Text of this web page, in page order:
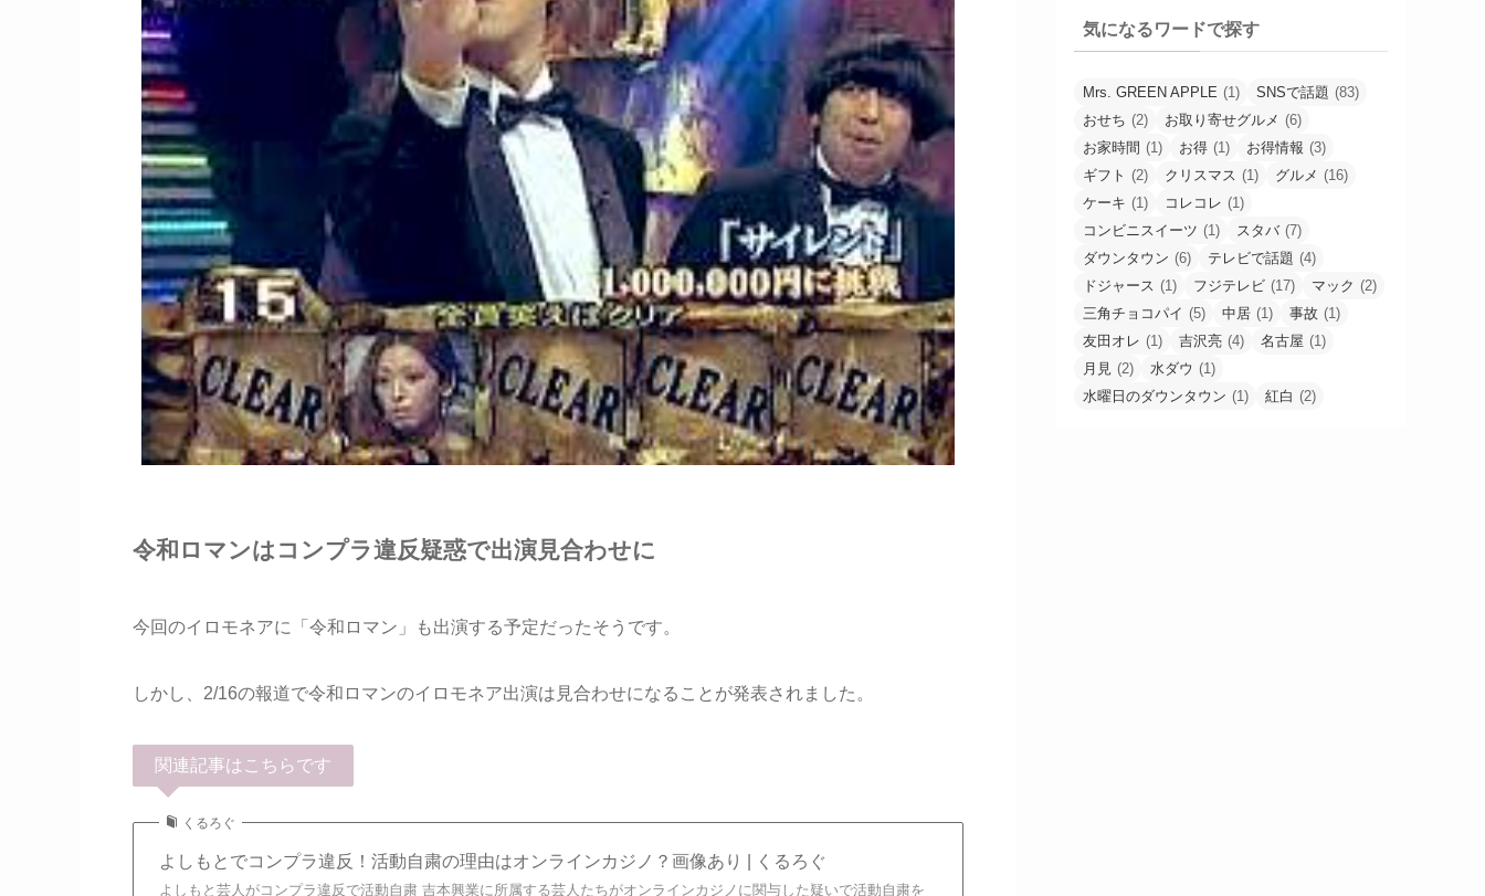
令和ロマンはコンプラ違反疑惑で出演見合わせに
今回のイロモネアに「令和ロマン」も出演する予定だったそうです。
しかし、2/16の報道で令和ロマンのイロモネア出演は見合わせになることが発表されました。
関連記事はこちらです
くるろぐ
よしもとでコンプラ違反！活動自粛の理由はオンラインカジノ？画像あり | くるろぐ
よしもと芸人がコンプラ違反で活動自粛 吉本興業に所属する芸人たちがオンラインカジノに関与した疑いで活動自粛を
気になるワードで探す
Mrs. GREEN APPLE (1) SNSで話題 (83)
おせち (2) お取り寄せグルメ (6)
お家時間 (1) お得 (1) お得情報 (3)
ギフト (2) クリスマス (1) グルメ (16)
ケーキ (1) コレコレ (1)
コンビニスイーツ (1) スタバ (7)
ダウンタウン (6) テレビで話題 (4)
ドジャース (1) フジテレビ (17) マック (2)
三角チョコパイ (5) 中居 (1) 事故 (1)
友田オレ (1) 吉沢亮 (4) 名古屋 (1)
月見 (2) 水ダウ (1)
水曜日のダウンタウン (1) 紅白 (2)